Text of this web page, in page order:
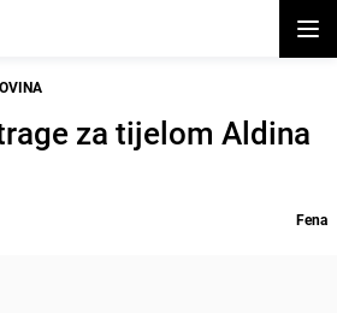
za tijelom Aldina
Fena